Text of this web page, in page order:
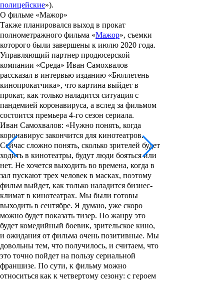
полицейские»).
О фильме «Мажор»
Также планировался выход в прокат
полнометражного фильма «Мажор», съемки
которого были завершены к июлю 2020 года.
Управляющий партнер продюсерской
компании «Среда» Иван Самохвалов
рассказал в интервью изданию «Бюллетень
кинопрокатчика», что картина выйдет в
прокат, как только наладится ситуация с
пандемией коронавируса, а вслед за фильмом
состоится премьера 4-го сезон сериала.
Иван Самохвалов: «Нужно понять, когда
коронавирус закончится для кинотеатров.
Сейчас сложно понять, сколько зрителей будет
ходить в кинотеатры, будут люди бояться или
нет. Не хочется выходить во времена, когда в
зал пускают трех человек в масках, поэтому
фильм выйдет, как только наладится бизнес-
климат в кинотеатрах. Мы были готовы
выходить в сентябре. Я думаю, уже скоро
можно будет показать тизер. По жанру это
будет комедийный боевик, зрительское кино,
и ожидания от фильма очень позитивные. Мы
довольны тем, что получилось, и считаем, что
это точно пойдет на пользу сериальной
франшизе. По сути, к фильму можно
относиться как к четвертому сезону: с героем